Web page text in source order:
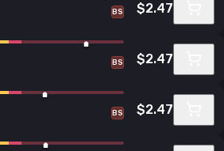
BS $2.47
BS $2.47
BS $2.47